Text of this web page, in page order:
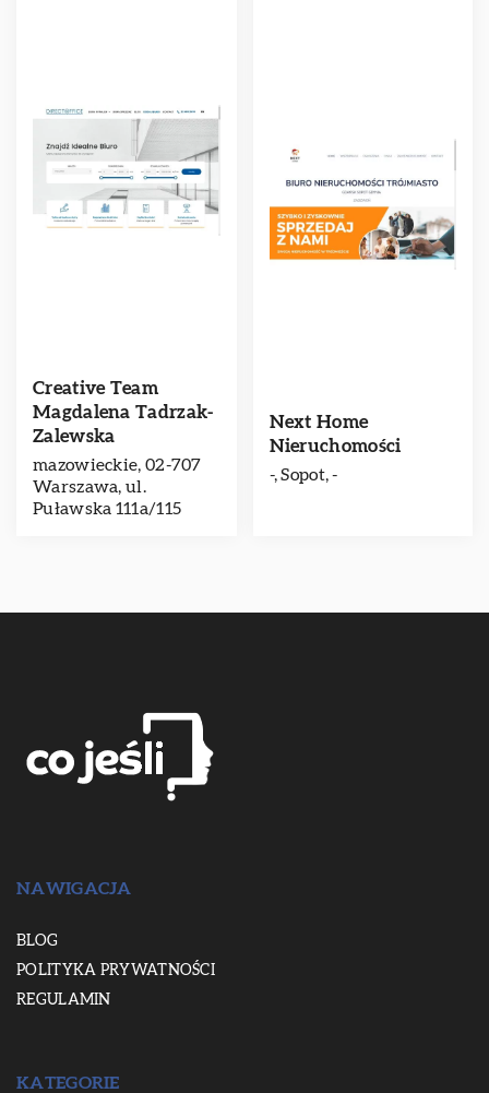
Creative Team
Magdalena Tadrzak-
Zalewska
mazowieckie, 02-707
Warszawa, ul.
Puławska 111a/115
Next Home
Nieruchomości
-, Sopot, -
NAWIGACJA
BLOG
POLITYKA PRYWATNOŚCI
REGULAMIN
KATEGORIE